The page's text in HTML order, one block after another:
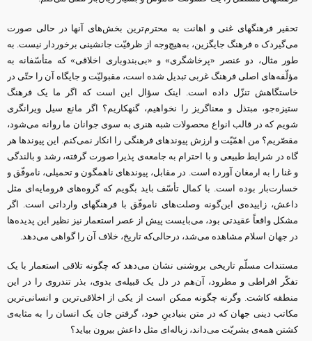
تحقیر فرهنگهای غنی و اهانت به محترم‌ترین بخش‌های آنها در حالی صورت
می‌گیردک ه فرهنگ جایگزین، به‌هیچ‌وجه از ظرفیّت جانشینی برخوردار نیست. به
طور مثال، دو عنصر «پرخاشگری» و «بی‌بندوباری اخلاقی» که متأسّفانه به
مؤلّفه‌های اصلی فرهنگ غربی تبدیل شده است، مقبولیّت و جایگاه آن را حتّی در
خاستگاهش تنزّل داده است. اینک سؤال این است که اگر ما یک فرهنگ
ستیزه‌جو، مبتذل و معناگریز را نخواهیم، گنهکاریم؟ اگر مانع سیل ویرانگری
شویم که در قالب انواع محصولات شبه هنری به سوی جوانان ما روانه می‌شود،
مقصّریم؟ من اهمّیّت و ارزش پیوندهای فرهنگی را انکار نمی‌کنم. این پیوندها هر
گاه در شرایط طبیعی و با احترام به جامعه‌ی پذیرا صورت گرفته، رشد و بالندگی
و غنا را به ارمغان آورده است. در مقابل، پیوندهای ناهمگون و تحمیلی، ناموفّق و
خسارت‌بار بوده است. با کمال تأسّف باید بگویم که گروه‌های فرومایه‌ای مثل
داعش، زاییده‌ی این‌گونه وصلت‌های ناموفّق با فرهنگهای وارداتی است. اگر
مشکل واقعاً عقیدتی بود، می‌بایست پیش از عصر استعمار نیز نظیر این پدیده‌ها
در جهان اسلام مشاهده می‌شد، درحالی‌که تاریخ، خلاف آن را گواهی می‌دهد.
مستندات مسلّم تاریخی بروشنی نشان می‌دهد که چگونه تلاقی استعمار با یک
تفکّر افراطی و مطرود، آن‌هم در دل یک قبیله‌ی بدوی، بذر تندروی را در این
منطقه کاشت. وگرنه چگونه ممکن است از یکی از اخلاقی‌ترین و انسانی‌ترین
مکاتب دینی جهان که در متن بنیادینِ خود، گرفتن جان یک انسان را به مثابه‌ی
کشتن همه‌ی بشریّت می‌داند، زباله‌ای مثل داعش بیرون بیاید؟